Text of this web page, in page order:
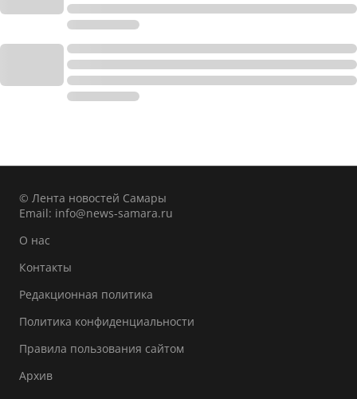
© Лента новостей Самары
Email: info@news-samara.ru
О нас
Контакты
Редакционная политика
Политика конфиденциальности
Правила пользования сайтом
Архив